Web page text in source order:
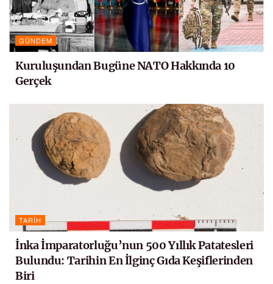
GÜNDEM
Kuruluşundan Bugüne NATO Hakkında 10
Gerçek
TARIH
İnka İmparatorluğu’nun 500 Yıllık Patatesleri
Bulundu: Tarihin En İlginç Gıda Keşiflerinden
Biri